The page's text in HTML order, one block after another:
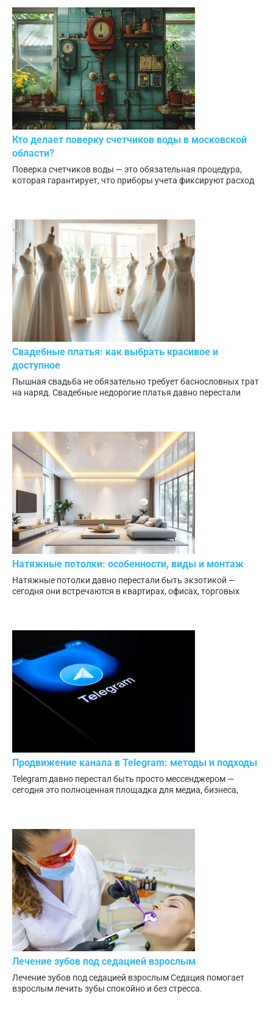
Кто делает поверку счетчиков воды в московской
области?
Поверка счетчиков воды — это обязательная процедура,
которая гарантирует, что приборы учета фиксируют расход
Свадебные платья: как выбрать красивое и
доступное
Пышная свадьба не обязательно требует баснословных трат
на наряд. Свадебные недорогие платья давно перестали
Натяжные потолки: особенности, виды и монтаж
Натяжные потолки давно перестали быть экзотикой —
сегодня они встречаются в квартирах, офисах, торговых
Продвижение канала в Telegram: методы и подходы
Telegram давно перестал быть просто мессенджером —
сегодня это полноценная площадка для медиа, бизнеса,
Лечение зубов под седацией взрослым
Лечение зубов под седацией взрослым Седация помогает
взрослым лечить зубы спокойно и без стресса.